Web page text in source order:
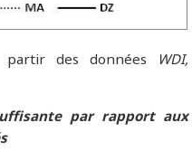
des données WDI,
par rapport aux